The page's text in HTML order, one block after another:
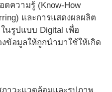
ความรู้ (Know-How
และการแสดงผลผลิต
นรูปแบบ Digital เพื่อ
ข้อมูลให้ถูกนำมาใช้ให้เกิด